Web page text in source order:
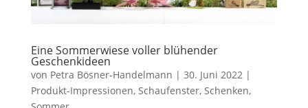
Eine Sommerwiese voller blühender
Geschenkideen
von Petra Bösner-Handelmann | 30. Juni 2022|
Produkt-Impressionen, Schaufenster, Schenken,